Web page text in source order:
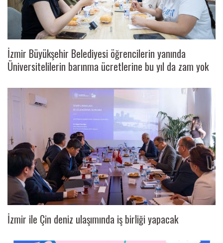
İzmir Büyükşehir Belediyesi öğrencilerin yanında
Üniversitelilerin barınma ücretlerine bu yıl da zam yok
İzmir ile Çin deniz ulaşımında iş birliği yapacak